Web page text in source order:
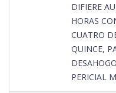
DIFIERE
HORAS
CUATRO
QUINCE,
PERICIAL